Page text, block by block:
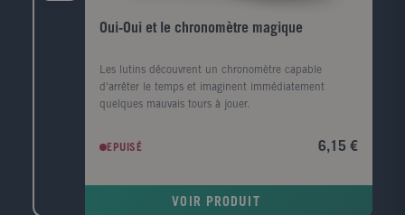
Oui-Oui et le chronomètre magique
Les lutins découvrent un chronomètre capable
d'arrêter le temps et imaginent immédiatement
quelques mauvais tours à jouer.
EPUISÉ 6,15 €
VOIR PRODUIT